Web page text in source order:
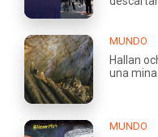
MUNDO
Hallan
una
MUNDO